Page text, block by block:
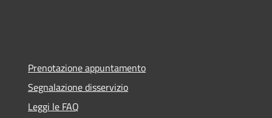
Prenotazione appuntamento
Segnalazione disservizio
Leggi le FAQ